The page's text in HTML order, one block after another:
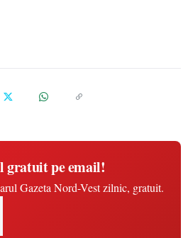
gratuit pe email!
Gazeta Nord-Vest zilnic, gratuit.